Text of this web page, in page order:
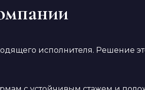
исполнителя. Решение